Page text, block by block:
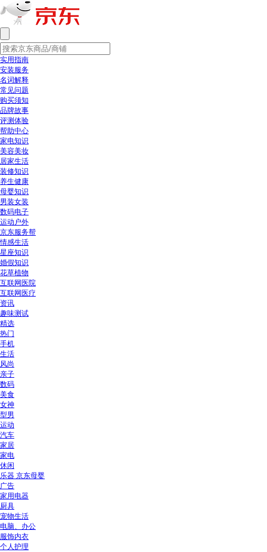
实用指南
安装服务
名词解释
常见问题
购买须知
品牌故事
评测体验
帮助中心
家电知识
美容美妆
居家生活
装修知识
养生健康
母婴知识
男装女装
数码电子
运动户外
京东服务帮
情感生活
星座知识
婚假知识
花草植物
互联网医院
互联网医疗
资讯
趣味测试
精选
热门
手机
生活
风尚
亲子
数码
美食
女神
型男
运动
汽车
家居
家电
休闲
乐器 京东母婴
广告
家用电器
厨具
宠物生活
电脑、办公
服饰内衣
个人护理